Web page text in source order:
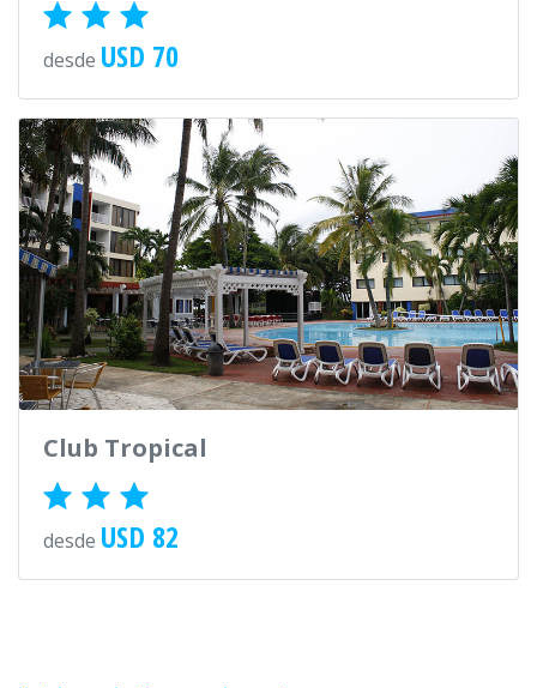
desde USD 70
Club Tropical
desde USD 82